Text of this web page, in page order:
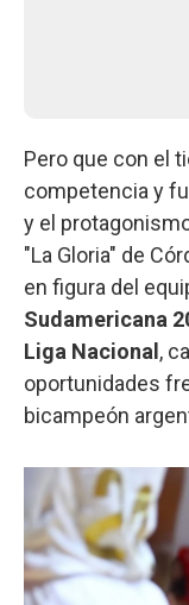
Pero que con el
competencia y
y el
"La Gloria" de
en figura del
Sudamericana
Liga Nacional ,
oportunidades
bicampeón